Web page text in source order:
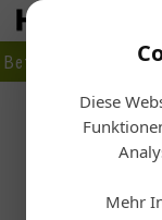
Diese
Mehr
Betrieb